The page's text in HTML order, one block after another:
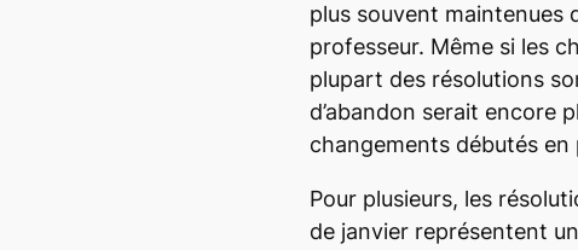
plus souvent maintenues
professeur. Même si les
plupart des résolutions
d’abandon serait encore
changements débutés en
Pour plusieurs, les
de janvier représentent